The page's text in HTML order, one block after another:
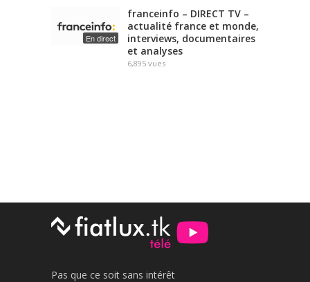
En direct
franceinfo – DIRECT TV –
actualité france et monde,
interviews, documentaires
et analyses
6,895 vues
Pas que ce soit sans intérêt